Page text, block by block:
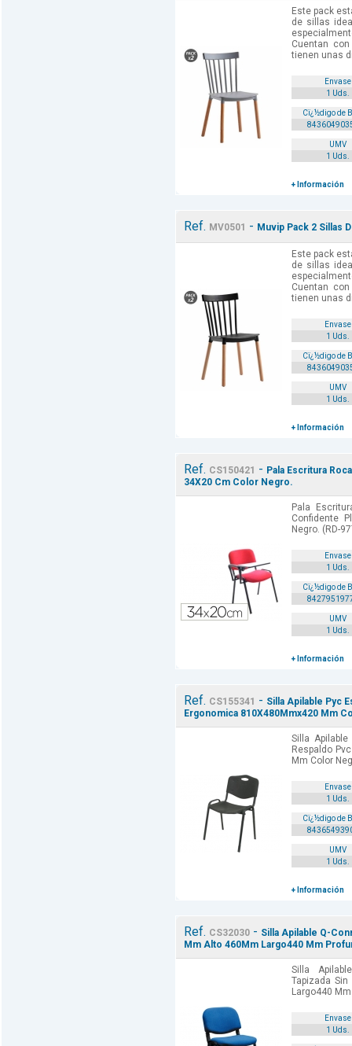
Este pack
de sillas
Cuentan
tienen unas
Envase
1 Uds.
Cï¿½digo de
UMV
1 Uds.
+ Información
Ref. MV0501 - Muvip Pack 2 Sillas
Este pack
de sillas
Cuentan
tienen unas
Envase
1 Uds.
Cï¿½digo de
UMV
1 Uds.
+ Información
Ref. CS150421 - Pala Escritura
34X20 Cm Color Negro.
Pala
Confidente
Negro. (RD-
Envase
1 Uds.
Cï¿½digo de
UMV
1 Uds.
+ Información
Ref. CS155341 - Silla Apilable Pyc
Ergonomica 810X480Mmx420 Mm
Silla
Respaldo
Mm Color
Envase
1 Uds.
Cï¿½digo de
UMV
1 Uds.
+ Información
Ref. CS32030- Silla Apilable Q-
Mm Alto 460Mm Largo440 Mm
Silla
Tapizada
Largo440
Envase
1 Uds.